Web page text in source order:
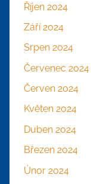
Říjen 2024
Září 2024
Srpen 2024
Červenec 2024
Červen 2024
Květen 2024
Duben 2024
Březen 2024
Únor 2024